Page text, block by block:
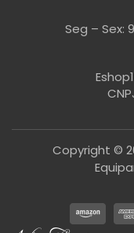
Seg – Sex:
Copyright ©